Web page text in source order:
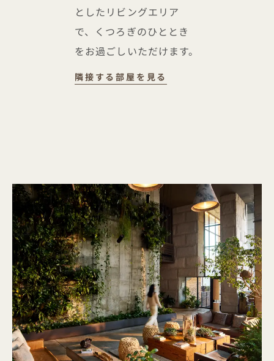
としたリビングエリア
で、くつろぎのひととき
をお過ごしいただけます。
隣接する部屋を見る